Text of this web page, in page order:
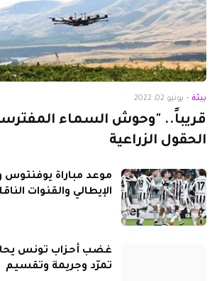
بيئة - يونيو 02, 2022
قريباً.. "وحوش السماء
الحقول الزراعية
موعد مباراة يوفنتوس
الإيطالي والقنوات
غضب أحزاب تونس
تمرّد وجريمة وتقسيم